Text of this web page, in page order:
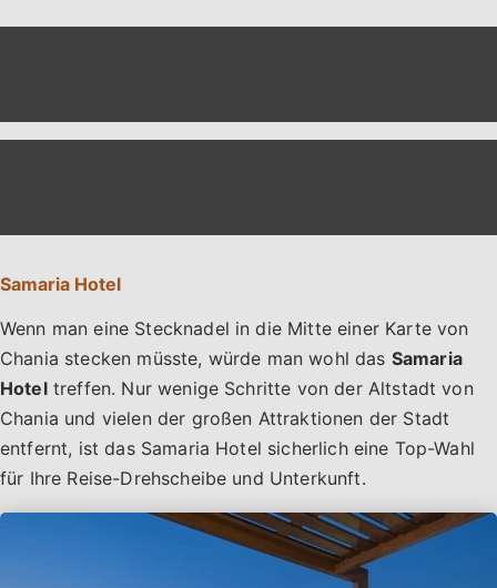
Samaria Hotel
Wenn man eine Stecknadel in die Mitte einer Karte von
Chania stecken müsste, würde man wohl das Samaria
Hoteltreffen. Nur wenige Schritte von der Altstadt von
Chania und vielen der großen Attraktionen der Stadt
entfernt, ist das Samaria Hotel sicherlich eine Top-Wahl
für Ihre Reise-Drehscheibe und Unterkunft.